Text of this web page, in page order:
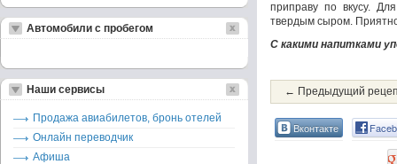
приправу по вкусу.
твердым сыром.
С какими напитками
← Предыдущий
Вконтакте
Автомобили с пробегом
Наши сервисы
Продажа авиабилетов, бронь отелей
Онлайн переводчик
Афиша